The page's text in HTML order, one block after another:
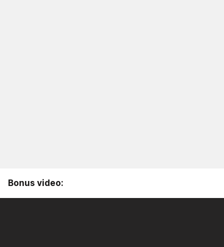
Bonus video: